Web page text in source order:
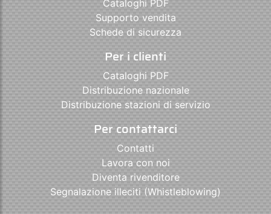
Cataloghi PDF
Supporto vendita
Schede di sicurezza
Per i clienti
Cataloghi PDF
Distribuzione nazionale
Distribuzione stazioni di servizio
Per contattarci
Contatti
Lavora con noi
Diventa rivenditore
Segnalazione illeciti (Whistleblowing)